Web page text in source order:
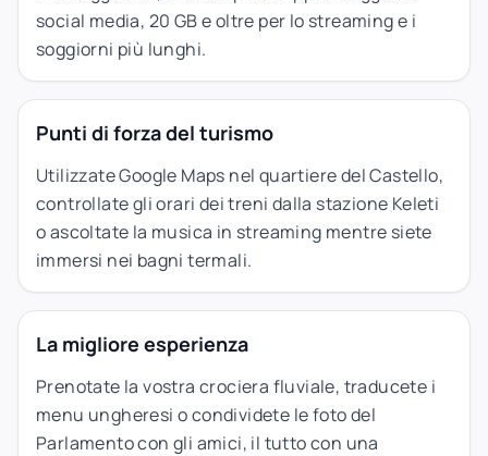
social media, 20 GB e oltre per lo streaming e i
soggiorni più lunghi.
Punti di forza del turismo
Utilizzate Google Maps nel quartiere del Castello,
controllate gli orari dei treni dalla stazione Keleti
o ascoltate la musica in streaming mentre siete
immersi nei bagni termali.
La migliore esperienza
Prenotate la vostra crociera fluviale, traducete i
menu ungheresi o condividete le foto del
Parlamento con gli amici, il tutto con una